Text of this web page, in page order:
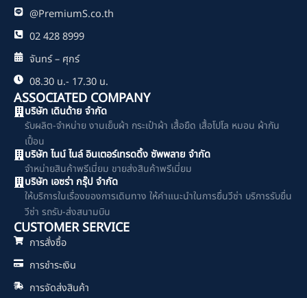
@PremiumS.co.th
02 428 8999
จันทร์ – ศุกร์
08.30 น.- 17.30 น.
ASSOCIATED COMPANY
บริษัท เดินด้าย จำกัด
รับผลิต-จำหน่าย งานเย็บผ้า กระเป๋าผ้า เสื้อยืด เสื้อโปโล หมอน ผ้ากัน
เปื้อน
บริษัท ไนน์ ไนล์ อินเตอร์เทรดดิ้ง ซัพพลาย จำกัด
จำหน่ายสินค้าพรีเมี่ยม ขายส่งสินค้าพรีเมี่ยม
บริษัท เอซร่า กรุ๊ป จำกัด
ให้บริการในเรื่องของการเดินทาง ให้คำแนะนำในการยื่นวีซ่า บริการรับยื่น
วีซ่า รถรับ-ส่งสนามบิน
CUSTOMER SERVICE
การสั่งซื้อ
การชำระเงิน
การจัดส่งสินค้า